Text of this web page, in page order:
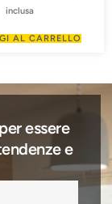
inclusa
AL CARRELLO
essere
e